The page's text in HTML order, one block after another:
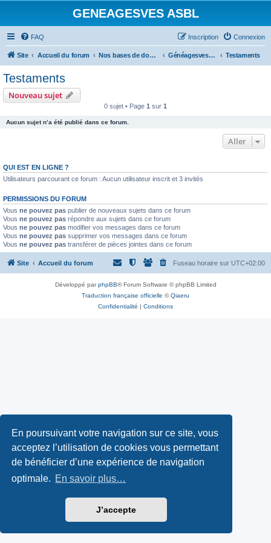
En poursuivant votre navigation sur ce site, vous
acceptez l’utilisation de cookies vous permettant
de bénéficier d’une expérience de navigation
optimale. En savoir plus…
J’accepte
GENEAGESVES ASBL
FAQ Connexion
Inscription
Site Accueil du forum Nos bases de données et notre bibliothèque GénéagesvesPlus (photos de documents) Testaments
Testaments
Nouveau sujet
0 sujet • Page 1 sur 1
Aucun sujet n’a été publié dans ce forum.
Aller
QUI EST EN LIGNE ?
Utilisateurs parcourant ce forum : Aucun utilisateur inscrit et 3 invités
PERMISSIONS DU FORUM
Vous ne pouvez pas publier de nouveaux sujets dans ce forum
Vous ne pouvez pas répondre aux sujets dans ce forum
Vous ne pouvez pas modifier vos messages dans ce forum
Vous ne pouvez pas supprimer vos messages dans ce forum
Vous ne pouvez pas transférer de pièces jointes dans ce forum
Site Accueil du forum Fuseau horaire sur UTC+02:00
Développé parphpBB® Forum Software © phpBB Limited
Traduction française officielle ©Qiaeru
Confidentialité | Conditions